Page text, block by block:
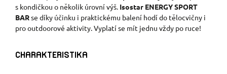
s kondičkou o několik úrovní výš. Isostar ENERGY SPORT
BARse díky účinku i praktickému balení hodí do tělocvičny i
pro outdoorové aktivity. Vyplatí se mít jednu vždy po ruce!
CHARAKTERISTIKA